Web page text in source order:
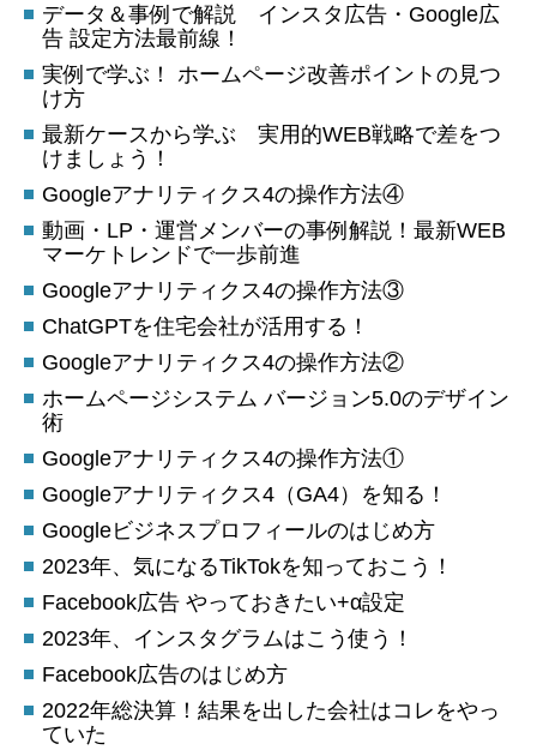
データ＆事例で解説 インスタ広告・Google広
告 設定方法最前線！
実例で学ぶ！ ホームページ改善ポイントの見つ
け方
最新ケースから学ぶ 実用的WEB戦略で差をつ
けましょう！
Googleアナリティクス4の操作方法④
動画・LP・運営メンバーの事例解説！最新WEB
マーケトレンドで一歩前進
Googleアナリティクス4の操作方法③
ChatGPTを住宅会社が活用する！
Googleアナリティクス4の操作方法②
ホームページシステム バージョン5.0のデザイン
術
Googleアナリティクス4の操作方法①
Googleアナリティクス4（GA4）を知る！
Googleビジネスプロフィールのはじめ方
2023年、気になるTikTokを知っておこう！
Facebook広告 やっておきたい+α設定
2023年、インスタグラムはこう使う！
Facebook広告のはじめ方
2022年総決算！結果を出した会社はコレをやっ
ていた